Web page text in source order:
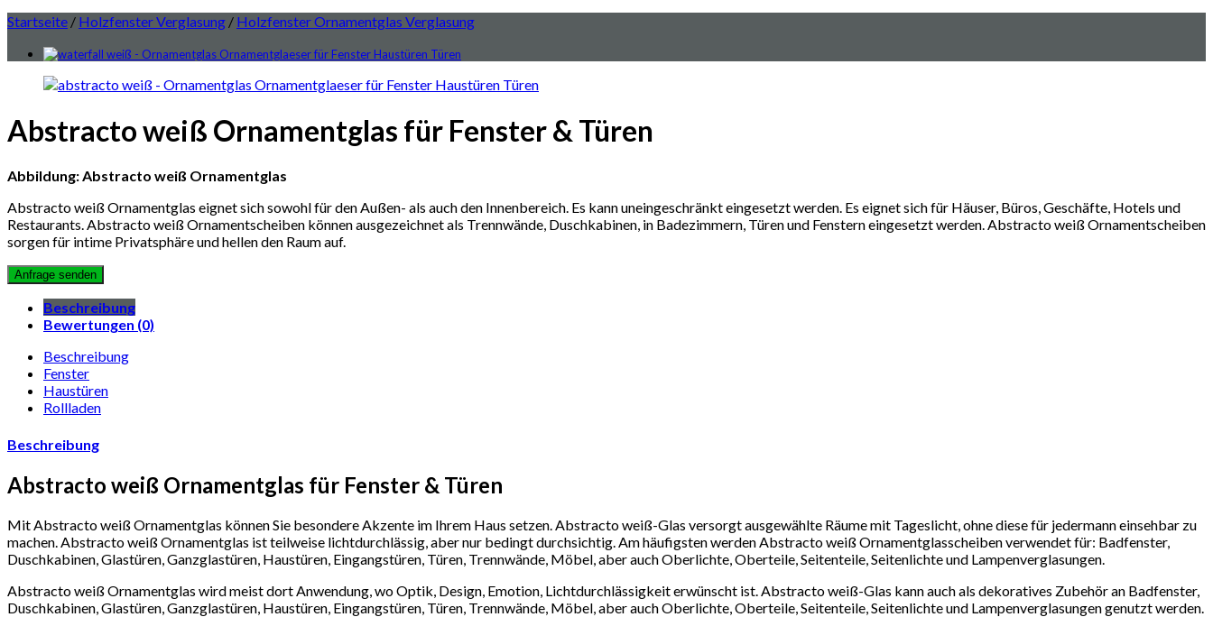
Startseite / Holzfenster Verglasung / Holzfenster Ornamentglas Verglasung
Abstracto weiß Ornamentglas für Fenster & Türen
Abbildung: Abstracto weiß Ornamentglas
Abstracto weiß Ornamentglas eignet sich sowohl für den Außen- als auch den Innenbereich. Es kann uneingeschränkt eingesetzt werden. Es eignet sich für Häuser, Büros, Geschäfte, Hotels und
Restaurants. Abstracto weiß Ornamentscheiben können ausgezeichnet als Trennwände, Duschkabinen, in Badezimmern, Türen und Fenstern eingesetzt werden. Abstracto weiß Ornamentscheiben
sorgen für intime Privatsphäre und hellen den Raum auf.
Beschreibung
Bewertungen (0)
Beschreibung
Fenster
Haustüren
Rollladen
Beschreibung
Abstracto weiß Ornamentglas für Fenster & Türen
Mit Abstracto weiß Ornamentglas können Sie besondere Akzente im Ihrem Haus setzen. Abstracto weiß-Glas versorgt ausgewählte Räume mit Tageslicht, ohne diese für jedermann einsehbar zu
machen. Abstracto weiß Ornamentglas ist teilweise lichtdurchlässig, aber nur bedingt durchsichtig. Am häufigsten werden Abstracto weiß Ornamentglasscheiben verwendet für: Badfenster,
Duschkabinen, Glastüren, Ganzglastüren, Haustüren, Eingangstüren, Türen, Trennwände, Möbel, aber auch Oberlichte, Oberteile, Seitenteile, Seitenlichte und Lampenverglasungen.
Abstracto weiß Ornamentglas wird meist dort Anwendung, wo Optik, Design, Emotion, Lichtdurchlässigkeit erwünscht ist. Abstracto weiß-Glas kann auch als dekoratives Zubehör an Badfenster,
Duschkabinen, Glastüren, Ganzglastüren, Haustüren, Eingangstüren, Türen, Trennwände, Möbel, aber auch Oberlichte, Oberteile, Seitenteile, Seitenlichte und Lampenverglasungen genutzt werden.